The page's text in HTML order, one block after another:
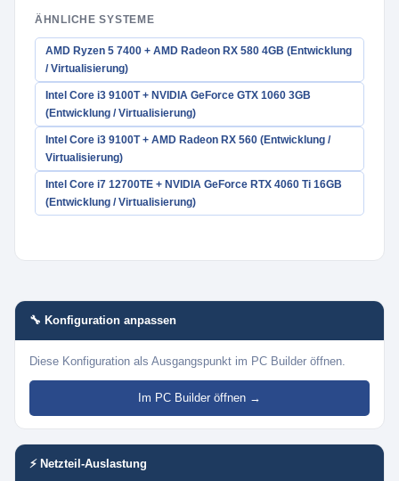
ÄHNLICHE SYSTEME
AMD Ryzen 5 7400 + AMD Radeon RX 580 4GB (Entwicklung
/ Virtualisierung)
Intel Core i3 9100T + NVIDIA GeForce GTX 1060 3GB
(Entwicklung / Virtualisierung)
Intel Core i3 9100T + AMD Radeon RX 560 (Entwicklung /
Virtualisierung)
Intel Core i7 12700TE + NVIDIA GeForce RTX 4060 Ti 16GB
(Entwicklung / Virtualisierung)
🔧 Konfiguration anpassen
Diese Konfiguration als Ausgangspunkt im PC Builder öffnen.
Im PC Builder öffnen →
⚡ Netzteil-Auslastung